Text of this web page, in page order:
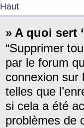
Haut
» A quoi sert
“Supprimer
par le forum
connexion sur
telles que
si cela a été
problèmes de